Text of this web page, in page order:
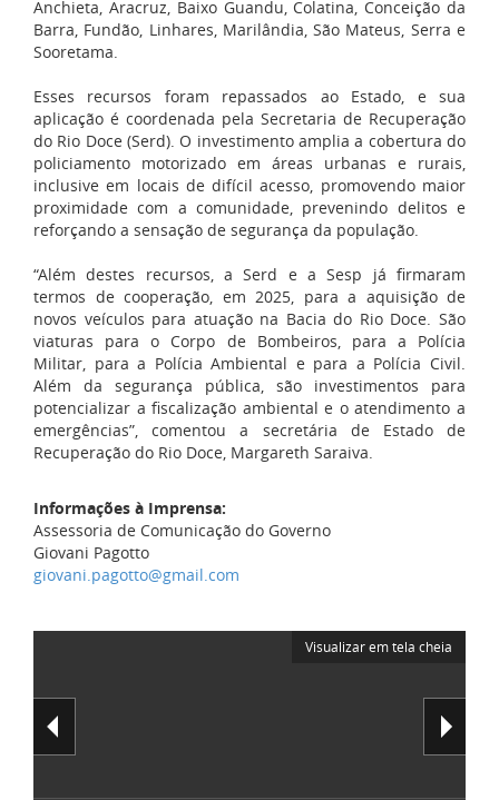
Anchieta, Aracruz, Baixo Guandu, Colatina, Conceição da
Barra, Fundão, Linhares, Marilândia, São Mateus, Serra e
Sooretama.
Esses recursos foram repassados ao Estado, e sua
aplicação é coordenada pela Secretaria de Recuperação
do Rio Doce (Serd). O investimento amplia a cobertura do
policiamento motorizado em áreas urbanas e rurais,
inclusive em locais de difícil acesso, promovendo maior
proximidade com a comunidade, prevenindo delitos e
reforçando a sensação de segurança da população.
“Além destes recursos, a Serd e a Sesp já firmaram
termos de cooperação, em 2025, para a aquisição de
novos veículos para atuação na Bacia do Rio Doce. São
viaturas para o Corpo de Bombeiros, para a Polícia
Militar, para a Polícia Ambiental e para a Polícia Civil.
Além da segurança pública, são investimentos para
potencializar a fiscalização ambiental e o atendimento a
emergências”, comentou a secretária de Estado de
Recuperação do Rio Doce, Margareth Saraiva.
Informações à Imprensa:
Assessoria de Comunicação do Governo
Giovani Pagotto
giovani.pagotto@gmail.com
Visualizar em tela cheia